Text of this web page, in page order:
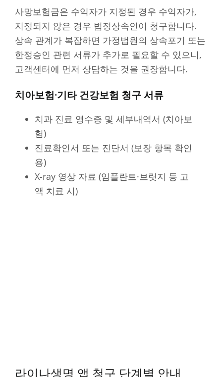
사망보험금은 수익자가 지정된 경우 수익자가,
지정되지 않은 경우 법정상속인이 청구합니다.
상속 관계가 복잡하면 가정법원의 상속포기 또는
한정승인 관련 서류가 추가로 필요할 수 있으니,
고객센터에 먼저 상담하는 것을 권장합니다.
치아보험·기타 건강보험 청구 서류
치과 진료 영수증 및 세부내역서 (치아보
험)
진료확인서 또는 진단서 (보장 항목 확인
용)
X-ray 영상 자료 (임플란트·브릿지 등 고
액 치료 시)
라이나생명 앱 청구 단계별 안내